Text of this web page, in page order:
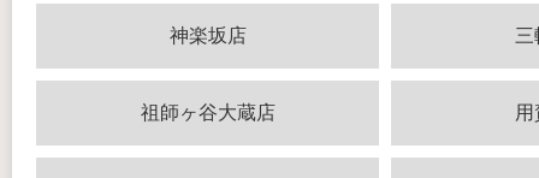
神楽坂店 三
祖師ヶ谷大蔵店